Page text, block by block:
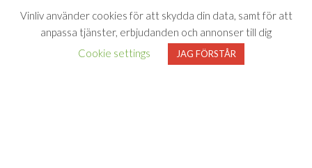
Vinliv använder cookies för att skydda din data, samt för att
anpassa tjänster, erbjudanden och annonser till dig
Cookie settings
JAG FÖRSTÅR